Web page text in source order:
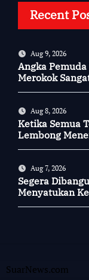
Recent
Aug 9, 2026
Angka
Merokok
Aug 8, 2026
Ketika Semua
Lembong
Aug 7, 2026
Segera
Menyatukan
SuarNews.com